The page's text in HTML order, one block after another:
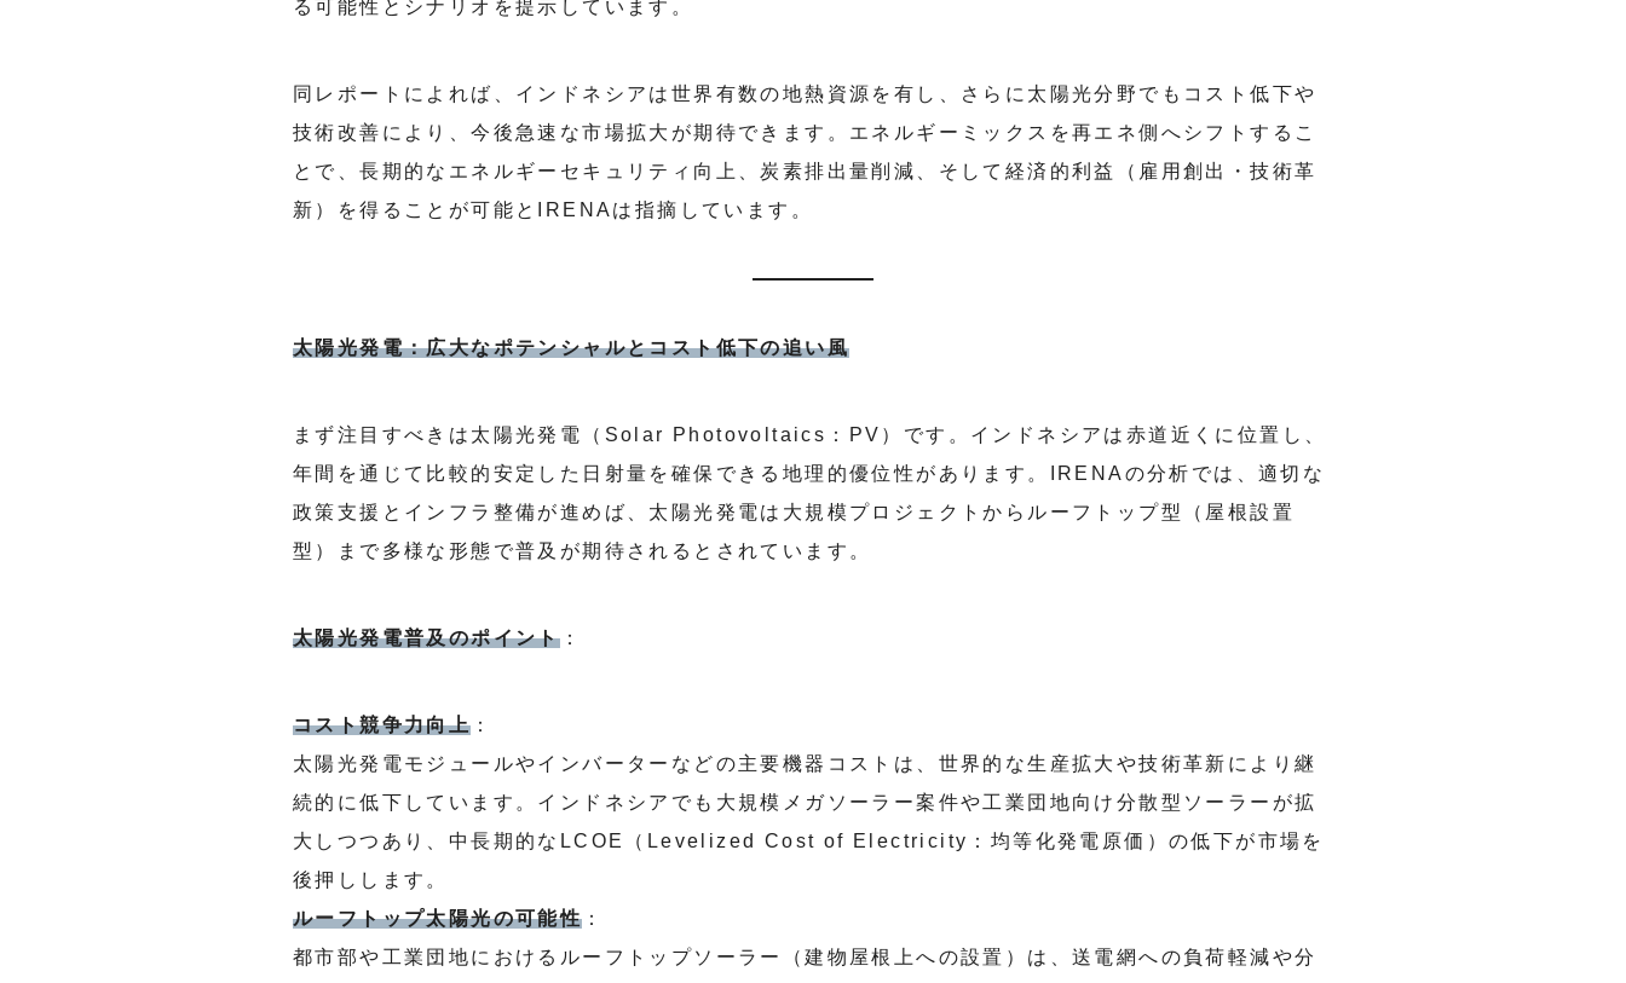
る可能性とシナリオを提示しています。
同レポートによれば、インドネシアは世界有数の地熱資源を有し、さらに太陽光分野でもコスト低下や
技術改善により、今後急速な市場拡大が期待できます。エネルギーミックスを再エネ側へシフトするこ
とで、長期的なエネルギーセキュリティ向上、炭素排出量削減、そして経済的利益（雇用創出・技術革
新）を得ることが可能とIRENAは指摘しています。
太陽光発電：広大なポテンシャルとコスト低下の追い風
まず注目すべきは太陽光発電（Solar Photovoltaics：PV）です。インドネシアは赤道近くに位置し、
年間を通じて比較的安定した日射量を確保できる地理的優位性があります。IRENAの分析では、適切な
政策支援とインフラ整備が進めば、太陽光発電は大規模プロジェクトからルーフトップ型（屋根設置
型）まで多様な形態で普及が期待されるとされています。
太陽光発電普及のポイント：
コスト競争力向上 ：
太陽光発電モジュールやインバーターなどの主要機器コストは、世界的な生産拡大や技術革新により継
続的に低下しています。インドネシアでも大規模メガソーラー案件や工業団地向け分散型ソーラーが拡
大しつつあり、中長期的なLCOE（Levelized Cost of Electricity：均等化発電原価）の低下が市場を
後押しします。
ルーフトップ太陽光の可能性 ：
都市部や工業団地におけるルーフトップソーラー（建物屋根上への設置）は、送電網への負荷軽減や分